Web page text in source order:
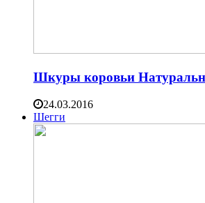
Шкуры коровьи
24.03.2016
Шегги